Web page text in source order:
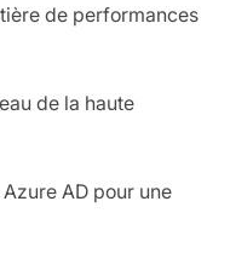
de performances
de la haute
AD pour une